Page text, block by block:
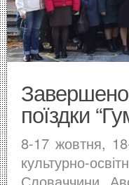
Завершено
поїздки
8-17 жовтня,
культурно-